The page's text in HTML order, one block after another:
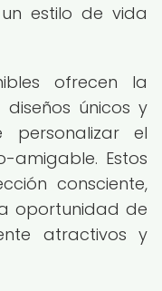
estilo de vida
ofrecen la
únicos y
personalizar el
Estos
consciente,
oportunidad de
atractivos y